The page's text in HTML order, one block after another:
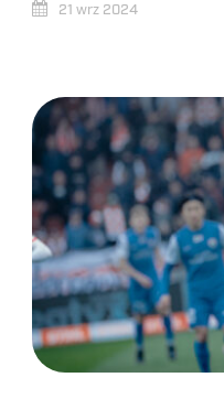
21 wrz 2024